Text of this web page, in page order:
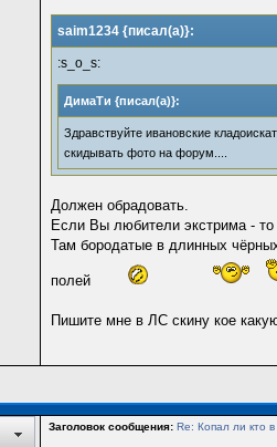
saim1234 {писал(а)}:
:s_o_s:
ДимаТи {писал(а)}:
Здравствуйте ивановские
скидывать фото на форум....
Должен обрадовать.
Если Вы любители экстрима -
Там бородатые в длинных
полей
Пишите мне в ЛС скину кое
Заголовок сообщения: Re: Копал ли кто